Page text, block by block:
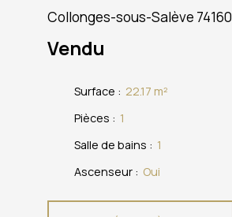
Collonges-sous-Salève 74160
Vendu
Surface : 22.17 m²
Pièces : 1
Salle de bains : 1
Ascenseur : Oui